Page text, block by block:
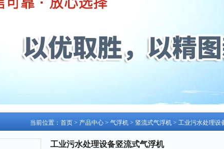
当前位置： 首页 > 产品中心 > 气浮机 > 竖流式气浮机 > 工业污水处理设
工业污水处理设备竖流式气浮机